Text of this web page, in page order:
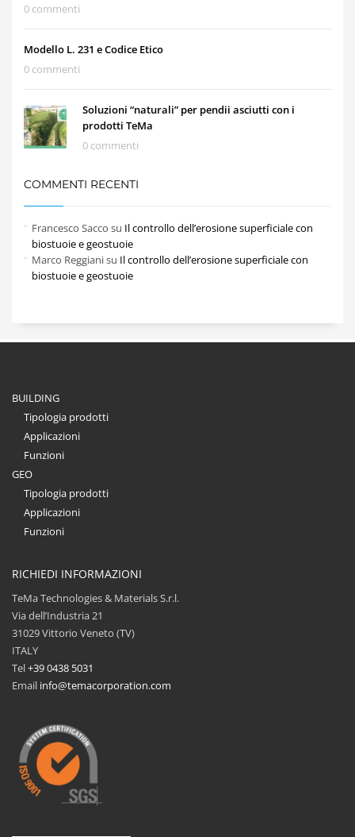
0 commenti
Modello L. 231 e Codice Etico
0 commenti
Soluzioni “naturali” per pendii asciutti con i
prodotti TeMa
0 commenti
COMMENTI RECENTI
Francesco Sacco su Il controllo dell’erosione superficiale con
biostuoie e geostuoie
Marco Reggianisu Il controllo dell’erosione superficiale con
biostuoie e geostuoie
BUILDING
Tipologia prodotti
Applicazioni
Funzioni
GEO
Tipologia prodotti
Applicazioni
Funzioni
RICHIEDI INFORMAZIONI
TeMa Technologies & Materials S.r.l.
Via dell’Industria 21
31029 Vittorio Veneto (TV)
ITALY
Tel+39 0438 5031
Email info@temacorporation.com